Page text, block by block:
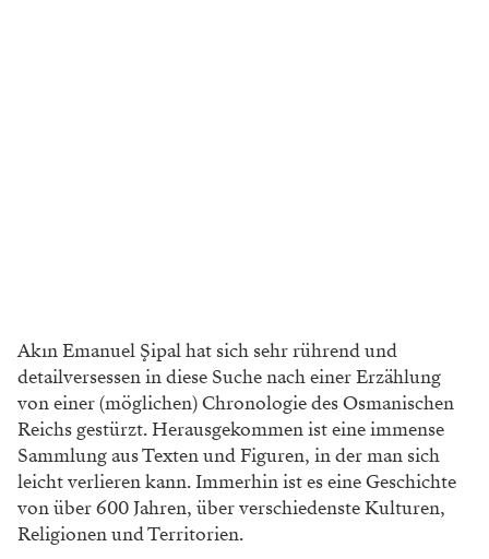
Akın Emanuel Şipal hat sich sehr rührend und
detailversessen in diese Suche nach einer Erzählung
von einer (möglichen) Chronologie des Osmanischen
Reichs gestürzt. Herausgekommen ist eine immense
Sammlung aus Texten und Figuren, in der man sich
leicht verlieren kann. Immerhin ist es eine Geschichte
von über 600 Jahren, über verschiedenste Kulturen,
Religionen und Territorien.